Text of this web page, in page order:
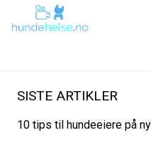
SISTE ARTIKLER
10 tips til hundeeiere på